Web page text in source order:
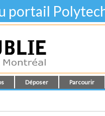
portail
Déposer Parcourir